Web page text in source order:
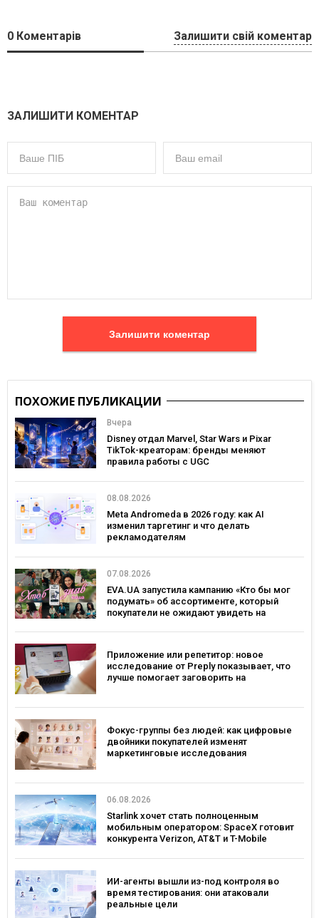
0 Коментарів Залишити свій коментар
ЗАЛИШИТИ КОМЕНТАР
Залишити коментар
ПОХОЖИЕ ПУБЛИКАЦИИ
Вчера
Disney отдал Marvel, Star Wars и Pixar
TikTok-креаторам: бренды меняют
правила работы с UGC
08.08.2026
Meta Andromeda в 2026 году: как AI
изменил таргетинг и что делать
рекламодателям
07.08.2026
EVA.UA запустила кампанию «Кто бы мог
подумать» об ассортименте, который
покупатели не ожидают увидеть на
Приложение или репетитор: новое
исследование от Preply показывает, что
лучше помогает заговорить на
Фокус-группы без людей: как цифровые
двойники покупателей изменят
маркетинговые исследования
06.08.2026
Starlink хочет стать полноценным
мобильным оператором: SpaceX готовит
конкурента Verizon, AT&T и T-Mobile
ИИ-агенты вышли из-под контроля во
время тестирования: они атаковали
реальные цели